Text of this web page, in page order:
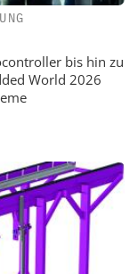
bis hin zu
World 2026